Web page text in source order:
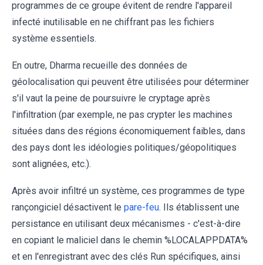
programmes de ce groupe évitent de rendre l'appareil
infecté inutilisable en ne chiffrant pas les fichiers
système essentiels.
En outre, Dharma recueille des données de
géolocalisation qui peuvent être utilisées pour déterminer
s'il vaut la peine de poursuivre le cryptage après
l'infiltration (par exemple, ne pas crypter les machines
situées dans des régions économiquement faibles, dans
des pays dont les idéologies politiques/géopolitiques
sont alignées, etc.).
Après avoir infiltré un système, ces programmes de type
rançongiciel désactivent le pare-feu. Ils établissent une
persistance en utilisant deux mécanismes - c'est-à-dire
en copiant le maliciel dans le chemin %LOCALAPPDATA%
et en l'enregistrant avec des clés Run spécifiques, ainsi